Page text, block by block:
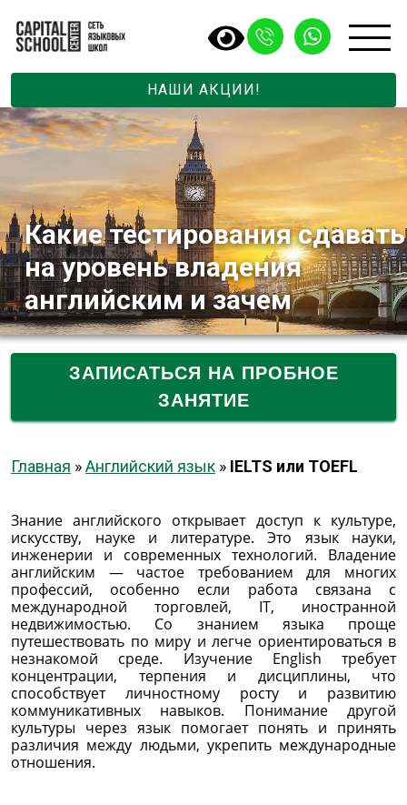
НАШИ АКЦИИ!
Какие тестирования сдавать
на уровень владения
английским и зачем
ЗАПИСАТЬСЯ НА ПРОБНОЕ
ЗАНЯТИЕ
Главная »Английский язык » IELTS или TOEFL
Знание английского открывает доступ к культуре,
искусству, науке и литературе. Это язык науки,
инженерии и современных технологий. Владение
английским — частое требованием для многих
профессий, особенно если работа связана с
международной торговлей, IT, иностранной
недвижимостью. Со знанием языка проще
путешествовать по миру и легче ориентироваться в
незнакомой среде. Изучение English требует
концентрации, терпения и дисциплины, что
способствует личностному росту и развитию
коммуникативных навыков. Понимание другой
культуры через язык помогает понять и принять
различия между людьми, укрепить международные
отношения.